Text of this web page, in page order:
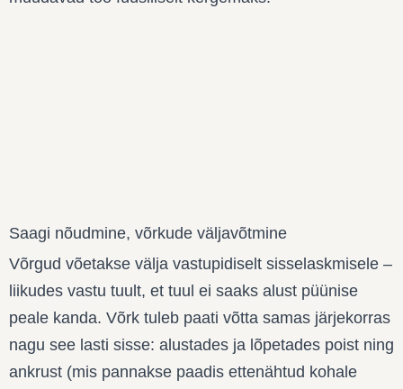
Saagi nõudmine, võrkude väljavõtmine
Võrgud võetakse välja vastupidiselt sisselaskmisele –
liikudes vastu tuult, et tuul ei saaks alust püünise
peale kanda. Võrk tuleb paati võtta samas järjekorras
nagu see lasti sisse: alustades ja lõpetades poist ning
ankrust (mis pannakse paadis ettenähtud kohale